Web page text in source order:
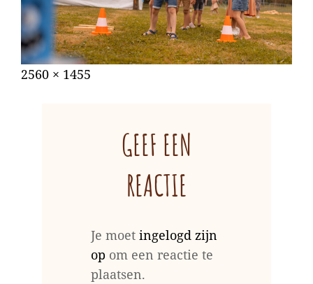
Gepubliceerd
augustus
Volledige
2560 × 1455
GEEF EEN
REACTIE
Je moet ingelogd zijn
op om een reactie te
plaatsen.